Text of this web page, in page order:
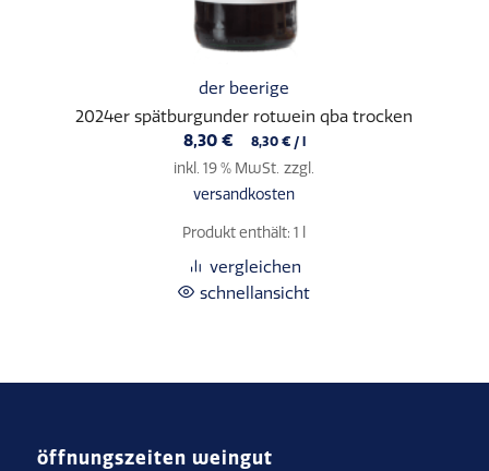
der beerige
2024er spätburgunder rotwein qba trocken
8,30 € 8,30 €/ l
inkl. 19 % MwSt. zzgl.
versandkosten
Produkt enthält: 1
vergleichen
schnellansicht
öffnungszeiten weingut